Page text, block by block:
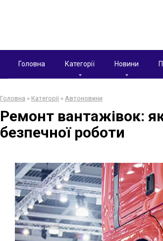
Головна Категорії Новини
Головна » Категорії » Автоновини
Ремонт вантажівок:
безпечної роботи